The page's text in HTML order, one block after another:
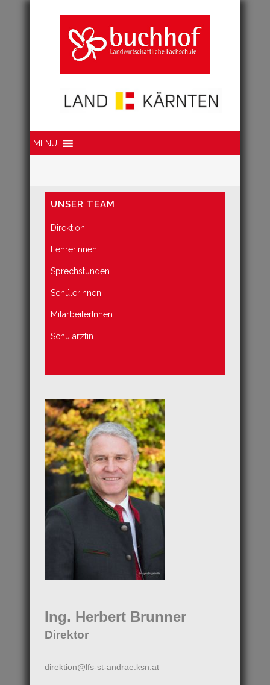
MENU
UNSER TEAM
Direktion
LehrerInnen
Sprechstunden
SchülerInnen
MitarbeiterInnen
Schulärztin
Ing. Herbert Brunner
Direktor
direktion@lfs-st-andrae.ksn.at